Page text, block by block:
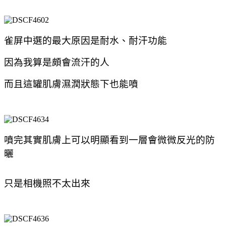
雀屏中選的最大原因是耐水、 耐汗功能
因為我算是頗會流汗的人
而且這罐肌膚濕潤狀態下也能噴
噴完其實肌膚上可以明顯看到一層會微微反光的防
曬
只是相機照不太出來